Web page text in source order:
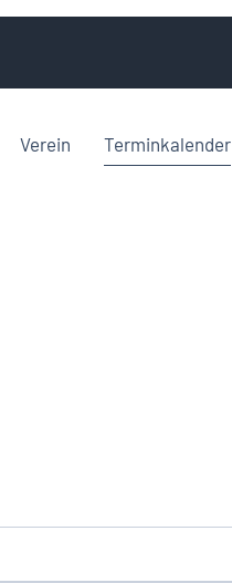
Verein Terminkalender